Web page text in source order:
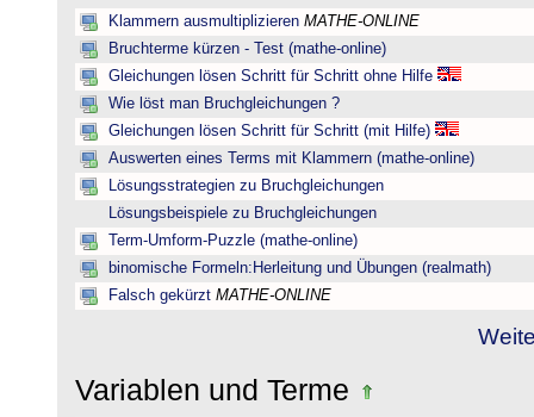
Klammern ausmultiplizieren MATHE-ONLINE
Bruchterme kürzen - Test (mathe-online)
Gleichungen lösen Schritt für Schritt ohne Hilfe
Wie löst man Bruchgleichungen ?
Gleichungen lösen Schritt für Schritt (mit Hilfe)
Auswerten eines Terms mit Klammern (mathe-online)
Lösungsstrategien zu Bruchgleichungen
Lösungsbeispiele zu Bruchgleichungen
Term-Umform-Puzzle (mathe-online)
binomische Formeln:Herleitung und Übungen (realmath)
Falsch gekürzt MATHE-ONLINE
Variablen und Terme